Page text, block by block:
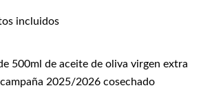
incluidos
500ml de aceite de oliva virgen extra
campaña 2025/2026 cosechado